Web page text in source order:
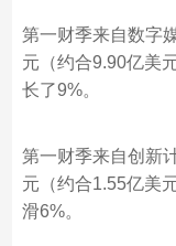
第一财季来自数字
元（约合9.90亿美
长了9%。
第一财季来自创新
元（约合1.55亿美
滑6%。